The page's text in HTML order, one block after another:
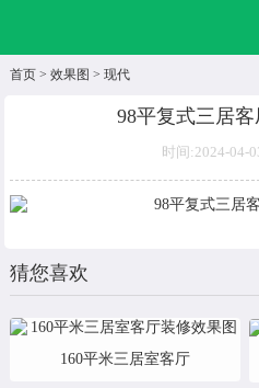
首页> 效果图 > 现代
98平复式三居
时间:2024-
猜您喜欢
160平米三居室客厅